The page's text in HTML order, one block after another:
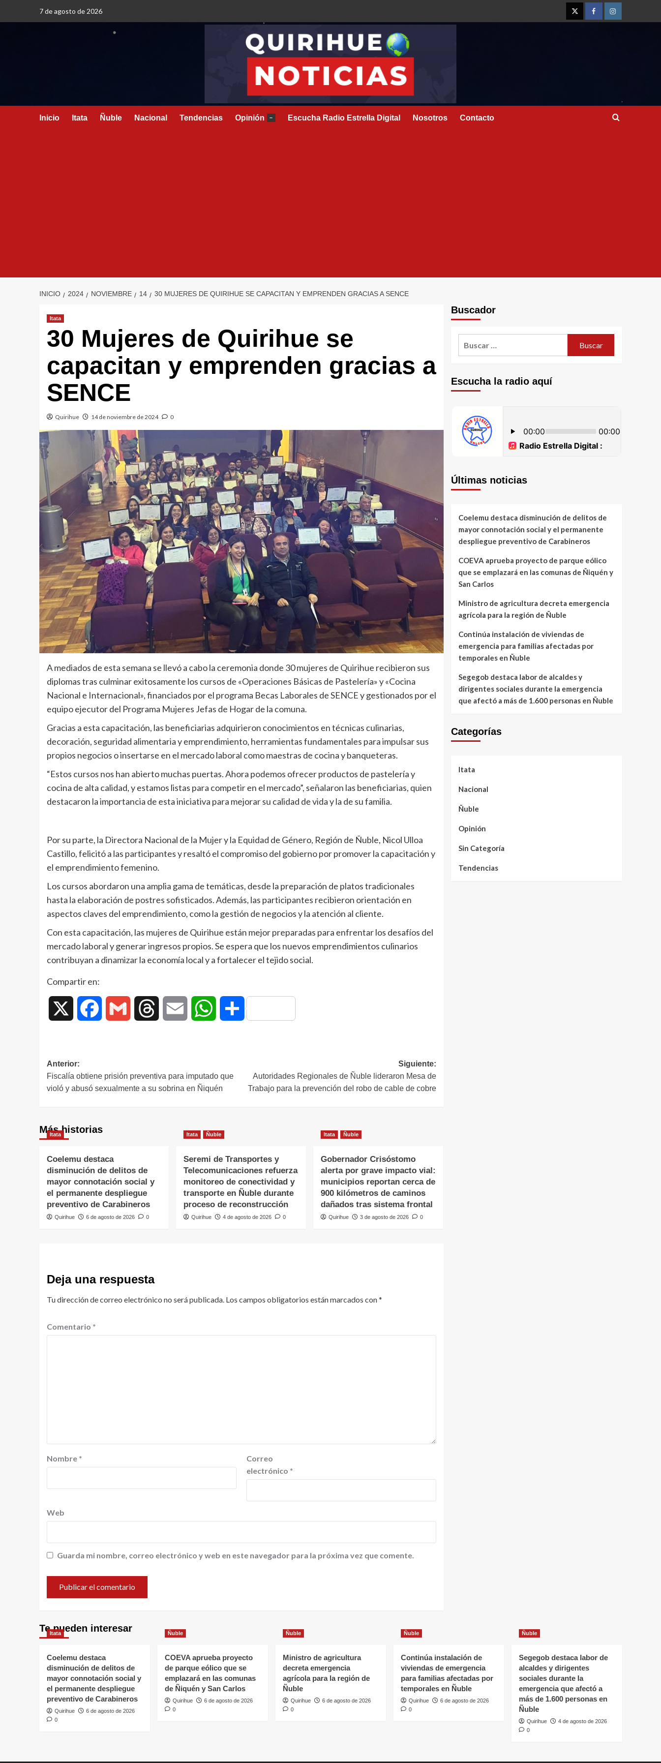
7 de agosto de 2026
Inicio Itata Ñuble Nacional Tendencias Opinión – Escucha Radio Estrella Digital Nosotros Contacto
INICIO 2024 NOVIEMBRE 14 30 MUJERES DE QUIRIHUE SE CAPACITAN Y EMPRENDEN GRACIAS A SENCE
Itata
30 Mujeres de Quirihue se
capacitan y emprenden gracias a
SENCE
Quirihue 14 de noviembre de 2024 0
A mediados de esta semana se llevó a cabo la ceremonia donde 30 mujeres de Quirihue recibieron sus
diplomas tras culminar exitosamente los cursos de «Operaciones Básicas de Pastelería» y «Cocina
Nacional e Internacional», financiados por el programa Becas Laborales de SENCE y gestionados por el
equipo ejecutor del Programa Mujeres Jefas de Hogar de la comuna.
Gracias a esta capacitación, las beneficiarias adquirieron conocimientos en técnicas culinarias,
decoración, seguridad alimentaria y emprendimiento, herramientas fundamentales para impulsar sus
propios negocios o insertarse en el mercado laboral como maestras de cocina y banqueteras.
“Estos cursos nos han abierto muchas puertas. Ahora podemos ofrecer productos de pastelería y
cocina de alta calidad, y estamos listas para competir en el mercado”, señalaron las beneficiarias, quien
destacaron la importancia de esta iniciativa para mejorar su calidad de vida y la de su familia.
Por su parte, la Directora Nacional de la Mujer y la Equidad de Género, Región de Ñuble, Nicol Ulloa
Castillo, felicitó a las participantes y resaltó el compromiso del gobierno por promover la capacitación y
el emprendimiento femenino.
Los cursos abordaron una amplia gama de temáticas, desde la preparación de platos tradicionales
hasta la elaboración de postres sofisticados. Además, las participantes recibieron orientación en
aspectos claves del emprendimiento, como la gestión de negocios y la atención al cliente.
Con esta capacitación, las mujeres de Quirihue están mejor preparadas para enfrentar los desafíos del
mercado laboral y generar ingresos propios. Se espera que los nuevos emprendimientos culinarios
contribuyan a dinamizar la economía local y a fortalecer el tejido social.
Compartir en:
Facebook Gmail Threads Email WhatsAppCompartir
Anterior:
Fiscalía obtiene prisión preventiva para imputado que
violó y abusó sexualmente a su sobrina en Ñiquén
Siguiente:
Autoridades Regionales de Ñuble lideraron Mesa de
Trabajo para la prevención del robo de cable de cobre
Más historias
Itata
Coelemu destaca
disminución de delitos de
mayor connotación social y
el permanente despliegue
preventivo de Carabineros
Quirihue 6 de agosto de 2026 0
Itata Ñuble
Seremi de Transportes y
Telecomunicaciones refuerza
monitoreo de conectividad y
transporte en Ñuble durante
proceso de reconstrucción
Quirihue 4 de agosto de 2026 0
Itata Ñuble
Gobernador Crisóstomo
alerta por grave impacto vial:
municipios reportan cerca de
900 kilómetros de caminos
dañados tras sistema frontal
Quirihue 3 de agosto de 2026 0
Deja una respuesta
Tu dirección de correo electrónico no será publicada. Los campos obligatorios están marcados con*
Comentario *
Nombre *
Correo
electrónico *
Web
Guarda mi nombre, correo electrónico y web en este navegador para la próxima vez que comente.
Buscador
Escucha la radio aquí
Últimas noticias
Coelemu destaca disminución de delitos de
mayor connotación social y el permanente
despliegue preventivo de Carabineros
COEVA aprueba proyecto de parque eólico
que se emplazará en las comunas de Ñiquén y
San Carlos
Ministro de agricultura decreta emergencia
agrícola para la región de Ñuble
Continúa instalación de viviendas de
emergencia para familias afectadas por
temporales en Ñuble
Segegob destaca labor de alcaldes y
dirigentes sociales durante la emergencia
que afectó a más de 1.600 personas en Ñuble
Categorías
Itata
Nacional
Ñuble
Opinión
Sin Categoría
Tendencias
Te pueden interesar
Itata
Coelemu destaca
disminución de delitos de
mayor connotación social y
el permanente despliegue
preventivo de Carabineros
Quirihue
6 de agosto de 2026
0
Ñuble
COEVA aprueba proyecto
de parque eólico que se
emplazará en las comunas
de Ñiquén y San Carlos
Quirihue
6 de agosto de 2026
0
Ñuble
Ministro de agricultura
decreta emergencia
agrícola para la región de
Ñuble
Quirihue
6 de agosto de 2026
0
Ñuble
Continúa instalación de
viviendas de emergencia
para familias afectadas por
temporales en Ñuble
Quirihue
6 de agosto de 2026
0
Ñuble
Segegob destaca labor de
alcaldes y dirigentes
sociales durante la
emergencia que afectó a
más de 1.600 personas en
Ñuble
Quirihue
4 de agosto de 2026
0